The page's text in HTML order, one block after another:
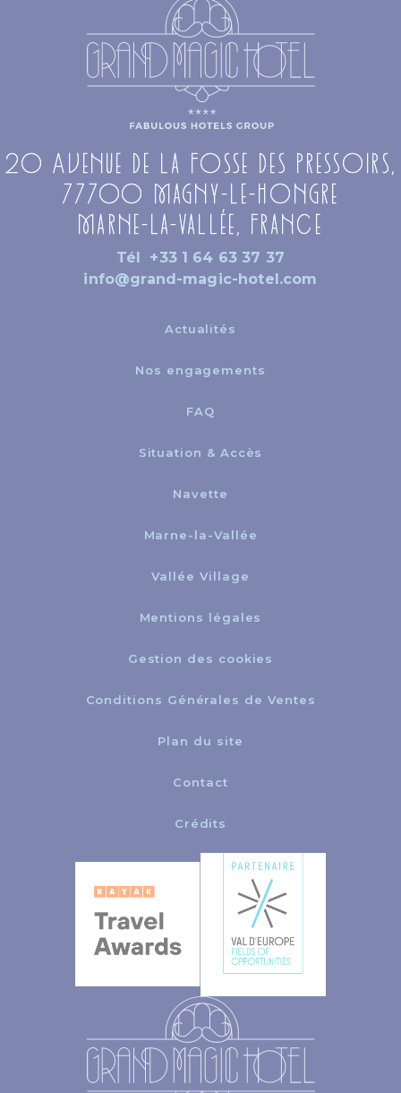
20 Avenue de la Fosse des Pressoirs,
77700 Magny-le-Hongre
Marne-la-Vallée, France
Tél
+33 1 64 63 37 37
info@grand-magic-hotel.com
Actualités
Nos engagements
FAQ
Situation & Accès
Navette
Marne-la-Vallée
Vallée Village
Mentions légales
Gestion des cookies
Conditions Générales de Ventes
Plan du site
Contact
Crédits